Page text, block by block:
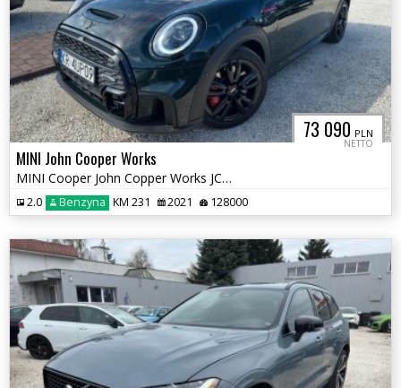
73 090 PLN
NETTO
MINI John Cooper Works
MINI Cooper John Copper Works JCW Salon Polska Vat 23%
2.0 Benzyna KM 231 2021 128000